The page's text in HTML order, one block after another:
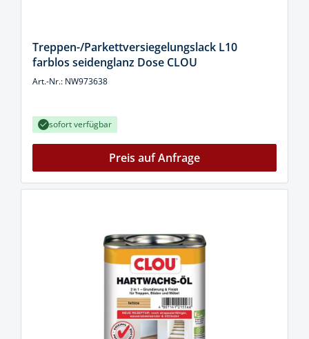
Treppen-/Parkettversiegelungslack L10
farblos seidenglanz Dose CLOU
Art.-Nr.: NW973638
sofort verfügbar
Preis auf Anfrage